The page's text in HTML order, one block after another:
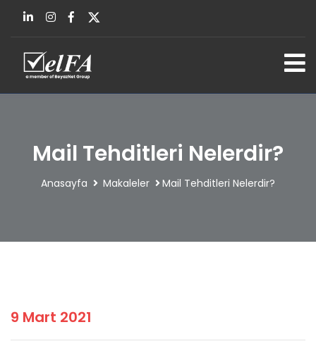
Mail Tehditleri Nelerdir?
Anasayfa Makaleler Mail Tehditleri Nelerdir?
9 Mart 2021